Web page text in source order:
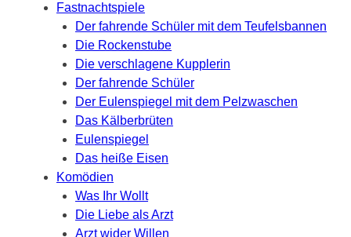
Fastnachtspiele
Der fahrende Schüler mit dem Teufelsbannen
Die Rockenstube
Die verschlagene Kupplerin
Der fahrende Schüler
Der Eulenspiegel mit dem Pelzwaschen
Das Kälberbrüten
Eulenspiegel
Das heiße Eisen
Komödien
Was Ihr Wollt
Die Liebe als Arzt
Arzt wider Willen